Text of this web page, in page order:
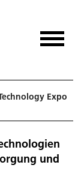
Expo
und